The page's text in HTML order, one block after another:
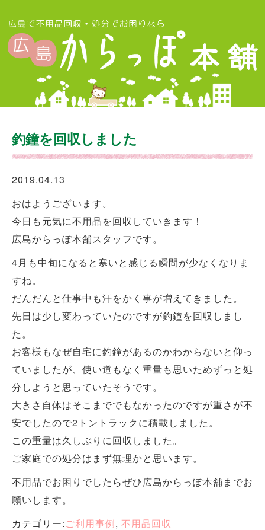
釣鐘を回収しました
2019.04.13
おはようございます。
今日も元気に不用品を回収していきます！
広島からっぽ本舗スタッフです。
4月も中旬になると寒いと感じる瞬間が少なくなりま
すね。
だんだんと仕事中も汗をかく事が増えてきました。
先日は少し変わっていたのですが釣鐘を回収しまし
た。
お客様もなぜ自宅に釣鐘があるのかわからないと仰っ
ていましたが、使い道もなく重量も思いためずっと処
分しようと思っていたそうです。
大きさ自体はそこまででもなかったのですが重さが不
安でしたので2トントラックに積載しました。
この重量は久しぶりに回収しました。
ご家庭での処分はまず無理かと思います。
不用品でお困りでしたらぜひ広島からっぽ本舗までお
願いします。
カテゴリー:ご利用事例, 不用品回収